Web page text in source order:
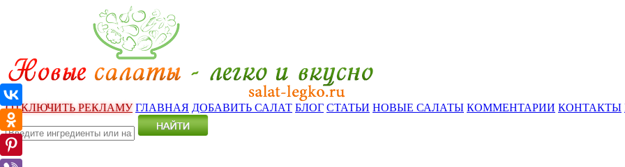
ОТКЛЮЧИТЬ РЕКЛАМУ ГЛАВНАЯ ДОБАВИТЬ САЛАТ БЛОГ СТАТЬИ НОВЫЕ САЛАТЫ КОММЕНТАРИИ КОНТАКТЫ